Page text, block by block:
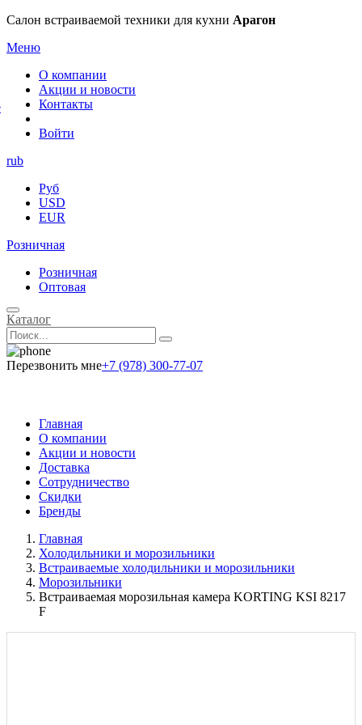
Салон встраиваемой техники для кухни Арагон
Меню
О компании
Акции и новости
Контакты
Войти
rub
Руб
USD
EUR
Розничная
Розничная
Оптовая
Каталог
Перезвонить мне+7 (978) 300-77-07
Главная
О компании
Акции и новости
Доставка
Сотрудничество
Скидки
Бренды
Главная
Холодильники и морозильники
Встраиваемые холодильники и морозильники
Морозильники
Встраиваемая морозильная камера KORTING KSI 8217
F